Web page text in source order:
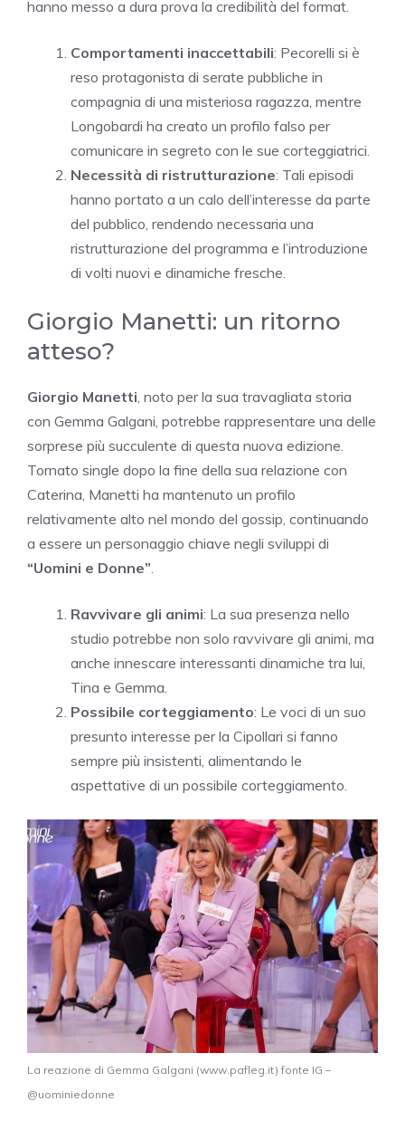
hanno messo a dura prova la credibilità del format.
Comportamenti inaccettabili: Pecorelli si è
reso protagonista di serate pubbliche in
compagnia di una misteriosa ragazza, mentre
Longobardi ha creato un profilo falso per
comunicare in segreto con le sue corteggiatrici.
Necessità di ristrutturazione: Tali episodi
hanno portato a un calo dell’interesse da parte
del pubblico, rendendo necessaria una
ristrutturazione del programma e l’introduzione
di volti nuovi e dinamiche fresche.
Giorgio Manetti: un ritorno
atteso?
Giorgio Manetti , noto per la sua travagliata storia
con Gemma Galgani, potrebbe rappresentare una delle
sorprese più succulente di questa nuova edizione.
Tornato single dopo la fine della sua relazione con
Caterina, Manetti ha mantenuto un profilo
relativamente alto nel mondo del gossip, continuando
a essere un personaggio chiave negli sviluppi di
“Uomini e Donne”
Ravvivare gli animi: La sua presenza nello
studio potrebbe non solo ravvivare gli animi, ma
anche innescare interessanti dinamiche tra lui,
Tina e Gemma.
Possibile corteggiamento: Le voci di un suo
presunto interesse per la Cipollari si fanno
sempre più insistenti, alimentando le
aspettative di un possibile corteggiamento.
La reazione di Gemma Galgani (www.pafleg.it) fonte IG –
@uominiedonne